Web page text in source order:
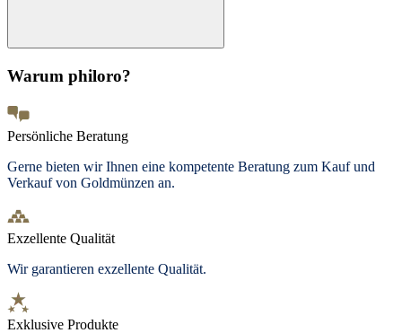
Warum philoro?
Persönliche Beratung
Gerne bieten wir Ihnen eine kompetente Beratung zum Kauf und
Verkauf von Goldmünzen an.
Exzellente Qualität
Wir garantieren exzellente Qualität.
Exklusive Produkte